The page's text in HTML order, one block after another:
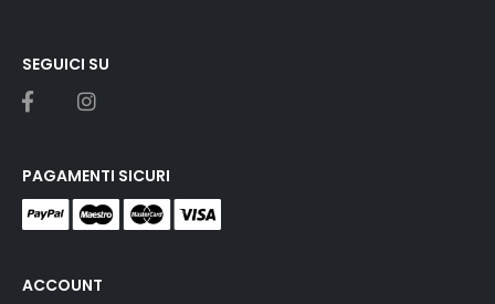
ACCOUNT
SEGUICI SU
PAGAMENTI SICURI